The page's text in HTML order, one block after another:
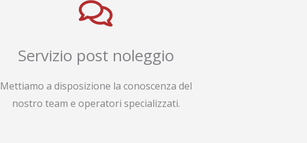
Servizio post noleggio
Mettiamo a disposizione la conoscenza del
nostro team e operatori specializzati.